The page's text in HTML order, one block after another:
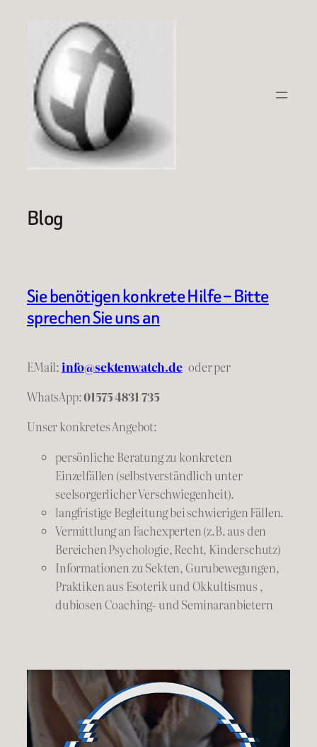
springen
Blog
Sie benötigen konkrete Hilfe – Bitte
sprechen Sie uns an
EMail:info@sektenwatch.de oderper
WhatsApp:01575 4831 735
Unser konkretes Angebot:
persönliche Beratung zu konkreten
Einzelfällen (selbstverständlich unter
seelsorgerlicher Verschwiegenheit).
langfristige Begleitung bei schwierigen Fällen.
Vermittlung an Fachexperten (z.B. aus den
Bereichen Psychologie, Recht, Kinderschutz)
Informationen zu Sekten, Gurubewegungen,
Praktiken aus Esoterik und Okkultismus ,
dubiosen Coaching- und Seminaranbietern